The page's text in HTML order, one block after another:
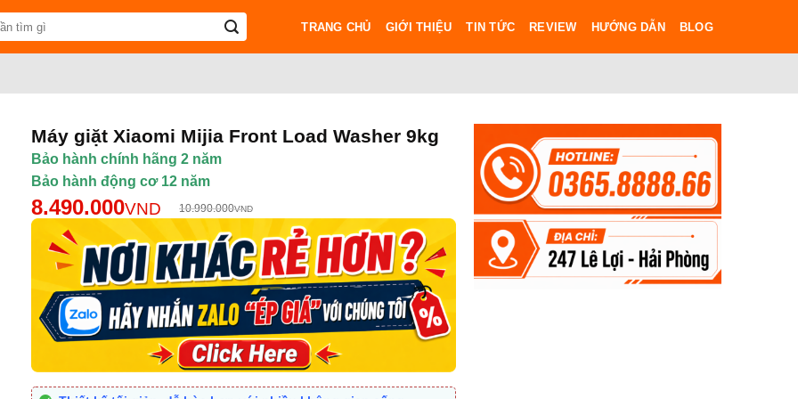
TRANG CHỦ GIỚI THIỆU TIN TỨC REVIEW HƯỚNG DẪN BLOG
Máy giặt Xiaomi Mijia Front Load Washer 9kg
Bảo hành chính hãng 2 năm
Bảo hành động cơ 12 năm
8.490.000VND 10.990.000VND